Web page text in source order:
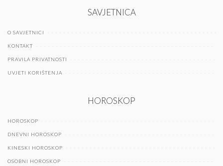
SAVJETNICA
O SAVJETNICI
KONTAKT
PRAVILA PRIVATNOSTI
UVJETI KORIŠTENJA
HOROSKOP
HOROSKOP
DNEVNI HOROSKOP
KINESKI HOROSKOP
OSOBNI HOROSKOP